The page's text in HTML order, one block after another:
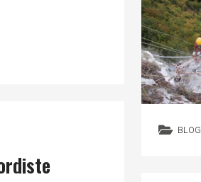
BLOG